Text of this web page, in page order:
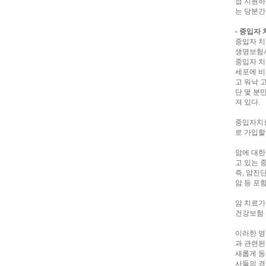
는 당분
- 중입자
중입자
생명보험
중입자
세포에
고 워낙
단 몇 분
져 있다.
중입자치
로 가입
암에 대
고 있는
즉, 암진
암 등 포
암 치료
건강보험
이러한
과 관련
새롭게
사들의